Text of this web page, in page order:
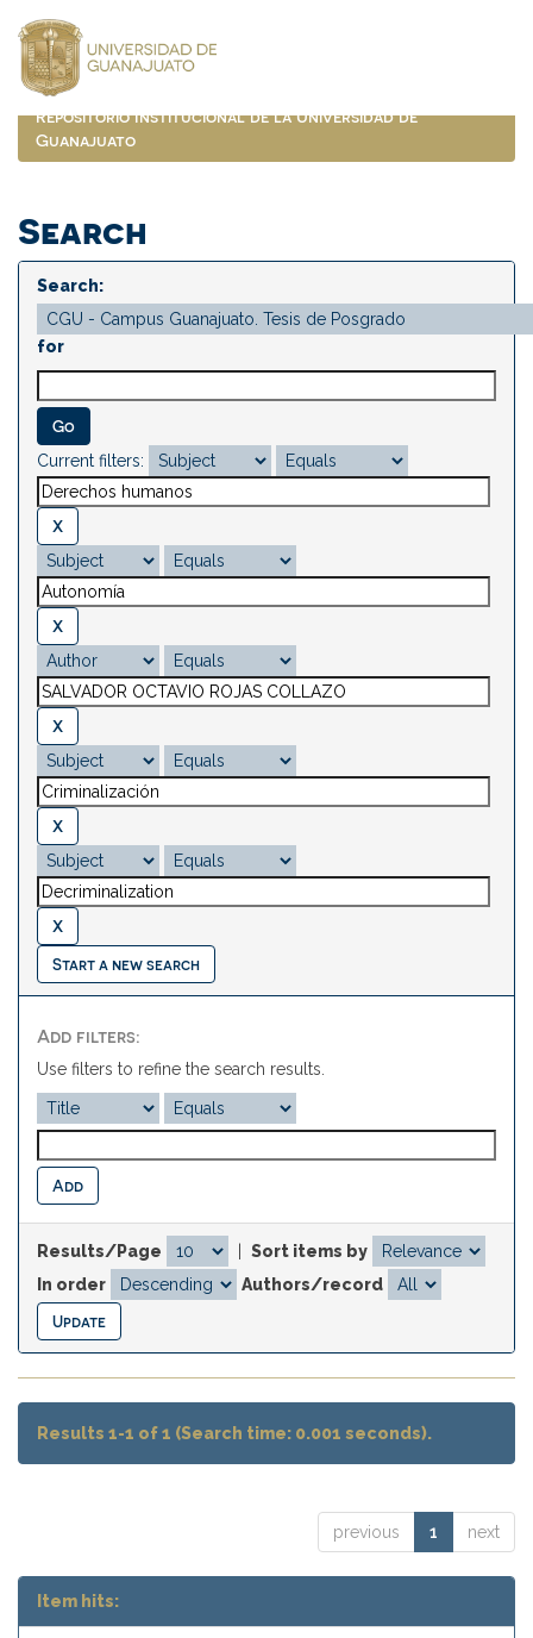
navigation
Repositorio Institucional de la Universidad de
Guanajuato
Search
Search:
for
Current filters:
Start a new search
Add filters:
Use filters to refine the search results.
Results/Page
Sort items by
In order
Authors/record
Results 1-1 of 1 (Search time: 0.001 seconds).
previous 1 next
Item hits: